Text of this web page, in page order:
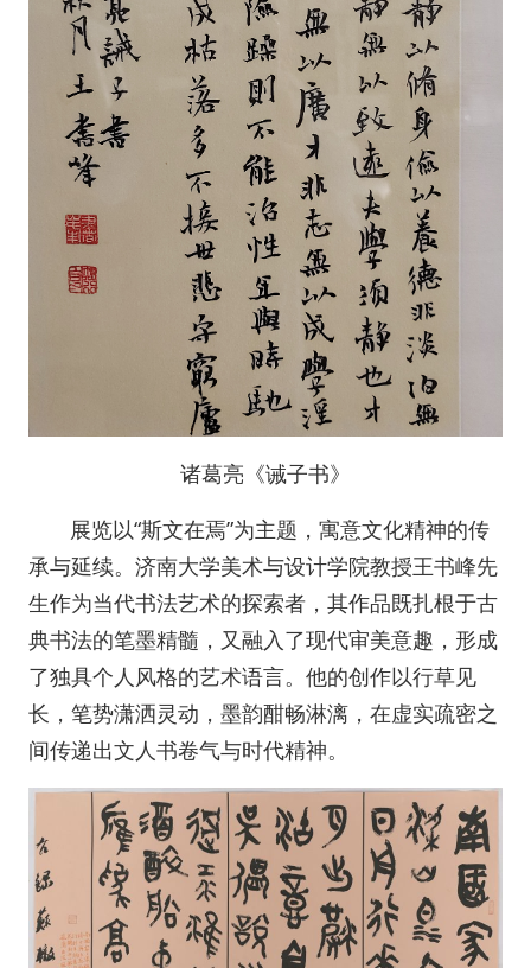
诸葛亮《诫子书》
展览以“斯文在焉”为主题，寓意文化精神的传
承与延续。济南大学美术与设计学院教授王书峰先
生作为当代书法艺术的探索者，其作品既扎根于古
典书法的笔墨精髓，又融入了现代审美意趣，形成
了独具个人风格的艺术语言。他的创作以行草见
长，笔势潇洒灵动，墨韵酣畅淋漓，在虚实疏密之
间传递出文人书卷气与时代精神。